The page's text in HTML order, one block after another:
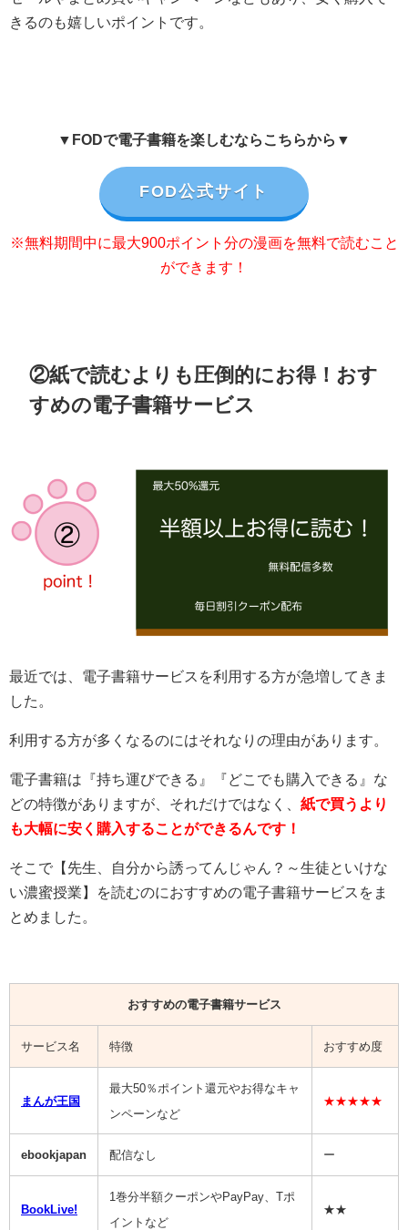
きるのも嬉しいポイントです。
▼FODで電子書籍を楽しむならこちらから▼
FOD公式サイト
※無料期間中に最大900ポイント分の漫画を無料で読むこと
ができます！
②紙で読むよりも圧倒的にお得！おす
すめの電子書籍サービス
最近では、電子書籍サービスを利用する方が急増してきま
した。
利用する方が多くなるのにはそれなりの理由があります。
電子書籍は『持ち運びできる』『どこでも購入できる』な
どの特徴がありますが、それだけではなく、 紙で買うより
も大幅に安く購入することができるんです！
そこで【先生、自分から誘ってんじゃん？～生徒といけな
い濃蜜授業】を読むのにおすすめの電子書籍サービスをま
とめました。
おすすめの電子書籍サービス
サービス名 特徴 おすすめ度
まんが王国
最大50％ポイント還元やお得なキャ
ンペーンなど
★★★★★
ebookjapan 配信なし ー
BookLive!
1巻分半額クーポンやPayPay、Tポ
イントなど
★★